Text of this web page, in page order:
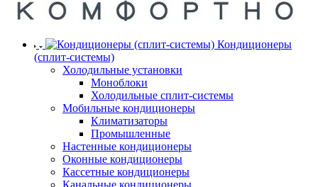
Кондиционеры
(сплит-системы)
Холодильные установки
Моноблоки
Холодильные сплит-системы
Мобильные кондиционеры
Климатизаторы
Промышленные
Настенные кондиционеры
Оконные кондиционеры
Кассетные кондиционеры
Канальные кондиционеры